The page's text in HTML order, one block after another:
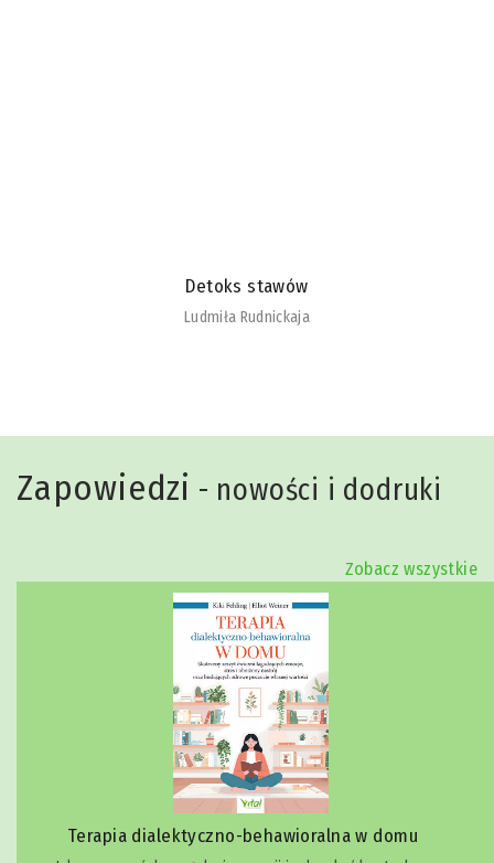
Detoks stawów
Ludmiła Rudnickaja
Zapowiedzi - nowości i dodruki
Zobacz wszystkie
Terapia dialektyczno-behawioralna w domu